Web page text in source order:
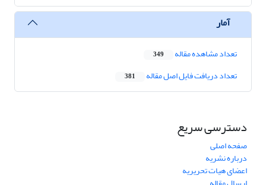
آمار
تعداد مشاهده مقاله 349
تعداد دریافت فایل اصل مقاله 381
دسترسی سریع
صفحه اصلی
درباره نشریه
اعضای هیات تحریریه